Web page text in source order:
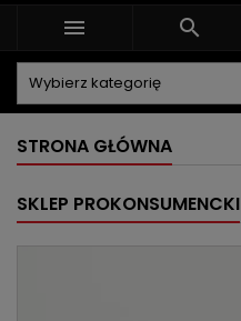
 
STRONA GŁÓWNA
SKLEP PROKONSUMENCKI